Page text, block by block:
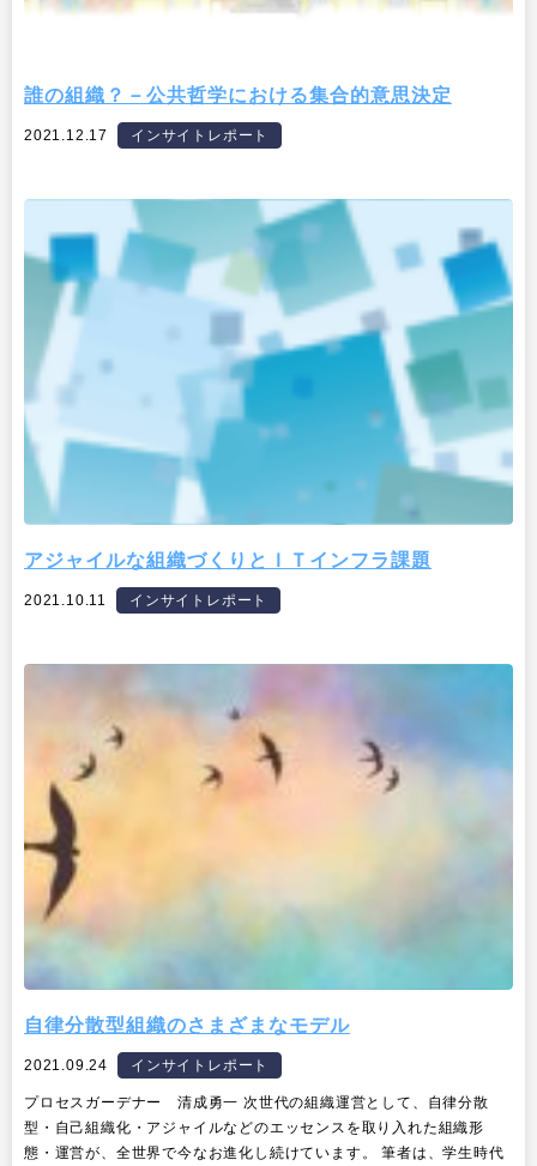
誰の組織？－公共哲学における集合的意思決定
2021.12.17 インサイトレポート
アジャイルな組織づくりとＩＴインフラ課題
2021.10.11 インサイトレポート
自律分散型組織のさまざまなモデル
2021.09.24 インサイトレポート
プロセスガーデナー 清成勇一 次世代の組織運営として、自律分散
型・自己組織化・アジャイルなどのエッセンスを取り入れた組織形
態・運営が、全世界で今なお進化し続けています。 筆者は、学生時代